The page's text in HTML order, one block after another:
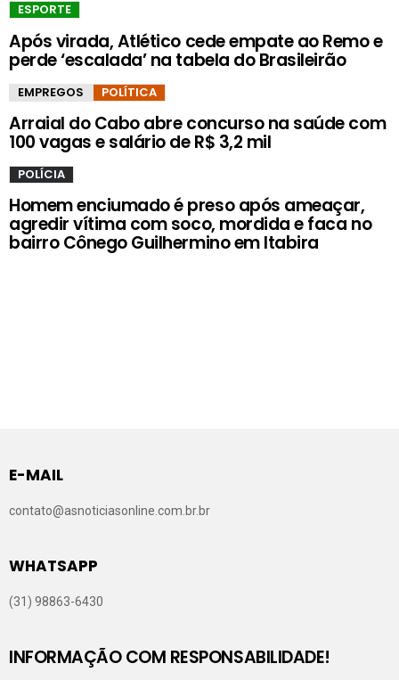
ESPORTE
Após virada, Atlético cede empate ao Remo e
perde ‘escalada’ na tabela do Brasileirão
EMPREGOS POLÍTICA
Arraial do Cabo abre concurso na saúde com
100 vagas e salário de R$ 3,2 mil
POLÍCIA
Homem enciumado é preso após ameaçar,
agredir vítima com soco, mordida e faca no
bairro Cônego Guilhermino em Itabira
E-MAIL
contato@asnoticiasonline.com.br.br
WHATSAPP
(31) 98863-6430
INFORMAÇÃO COM RESPONSABILIDADE!